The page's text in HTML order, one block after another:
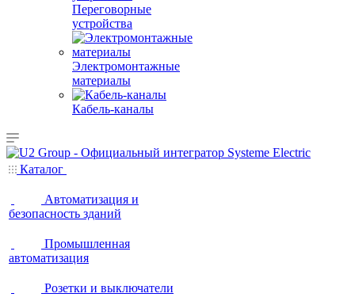
Переговорные
устройства
Электромонтажные
материалы
Кабель-каналы
Каталог
Автоматизация и
безопасность зданий
Промышленная
автоматизация
Розетки и выключатели